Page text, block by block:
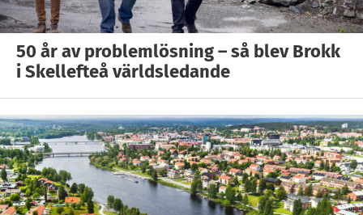
50 år av problemlösning – så blev Brokk
i Skellefteå världsledande